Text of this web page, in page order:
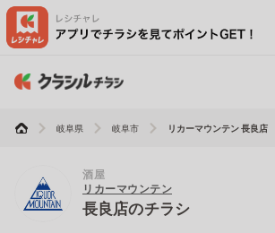
岐阜県 岐阜市 リカーマウンテン 長良店
酒屋
リカーマウンテン
長良店のチラシ